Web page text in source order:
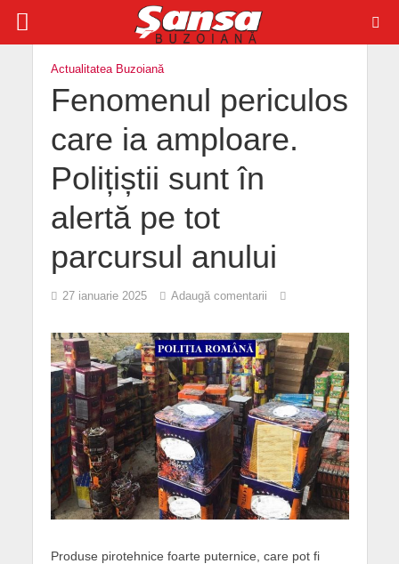
Actualitatea Buzoiană
Fenomenul periculos
care ia amploare.
Polițiștii sunt în
alertă pe tot
parcursul anului
27 ianuarie 2025 Adaugă comentarii
Produse pirotehnice foarte puternice, care pot fi